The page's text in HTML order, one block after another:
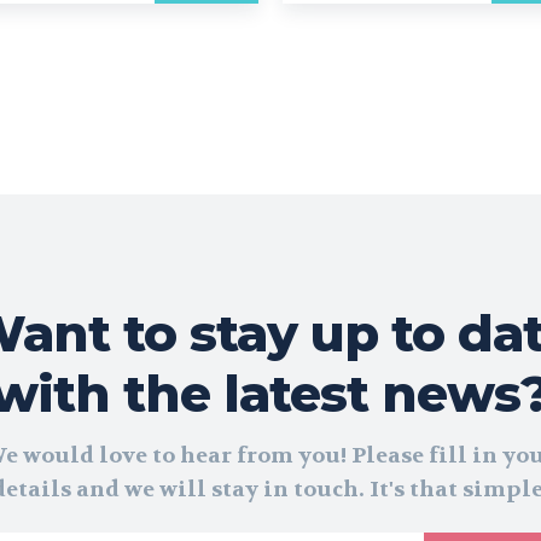
to stay up to
the latest
would love to hear from you! Please fill in
and we will stay in touch. It's that